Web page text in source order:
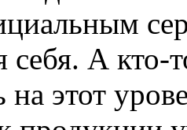
себя. А кто-
этот